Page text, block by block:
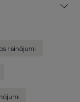
risinājumi